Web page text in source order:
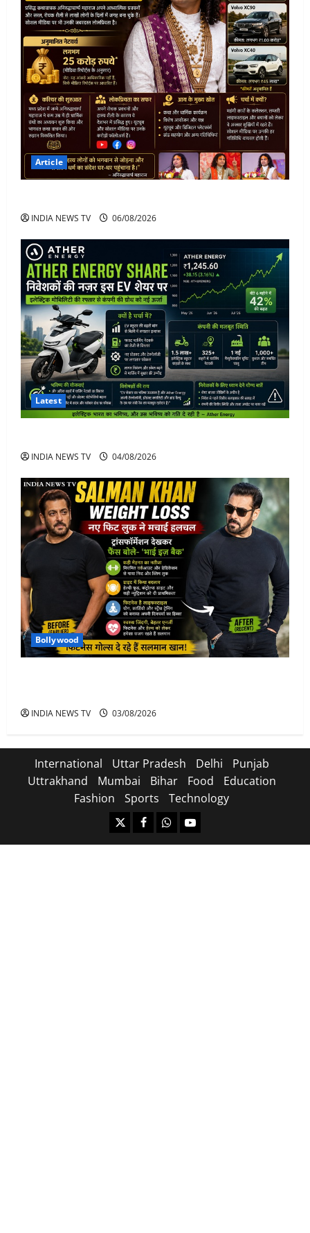
Article
INDIA NEWS TV 06/08/2026
Latest
INDIA NEWS TV 04/08/2026
Bollywood
INDIA NEWS TV 03/08/2026
International Uttar Pradesh Delhi
Punjab
Uttrakhand
Mumbai Bihar Food
Education
Fashion
Sports Technology
https://x.com
facebook.com
https:/whatsapp.com/
Youtube.com